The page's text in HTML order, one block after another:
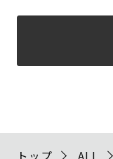
トップ ALL